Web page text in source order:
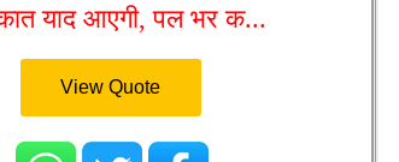
याद आएगी, पल भर क...
View Quote